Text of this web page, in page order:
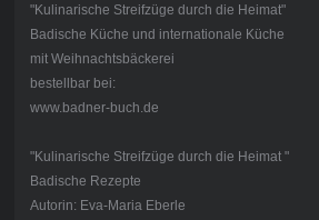
"Kulinarische Streifzüge durch die Heimat"
Badische Küche und internationale Küche
mit Weihnachtsbäckerei
bestellbar bei:
www.badner-buch.de
"Kulinarische Streifzüge durch die Heimat "
Badische Rezepte
Autorin: Eva-Maria Eberle